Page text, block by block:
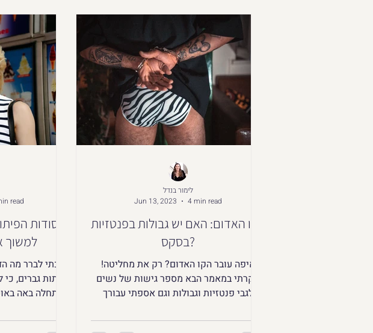
למשוך
הלכתי לברר מה
לפתות גברים,
read
הקו האדום: האם יש גבולות בפנטזיות
בסקס?
איפה עובר הקו האדום? רק את מחליטה!
סקרתי במאמר הבא מספר גישות של נשים
לגבי פנטזיות וגבולות וגם אספתי עבורך
לימור בנדל
Jun 13, 2023
4 min read